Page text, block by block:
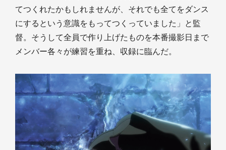
てつくれたかもしれませんが、それでも全てをダンス
にするという意識をもってつくっていました」と監
督。そうして全員で作り上げたものを本番撮影日まで
メンバー各々が練習を重ね、収録に臨んだ。